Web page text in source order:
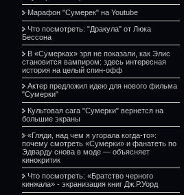
Марафон "Сумерек" на Youtube
Что посмотреть: "Дракула" от Люка
Бессона
В «Сумерках» зря не показали, как Элис
становится вампиром: здесь интересная
история на целый спин-офф
Актер предложил идею для нового фильма
"Сумерки"
Культовая сага "Сумерки" вернется на
большие экраны
«Гляди, над чем я угорала когда-то»:
почему смотреть «Сумерки» и фанатеть по
Эдварду снова в моде — объясняет
кинокритик
Что посмотреть: «Братство черного
кинжала» - экранизация книг Дж.Р.Уорд